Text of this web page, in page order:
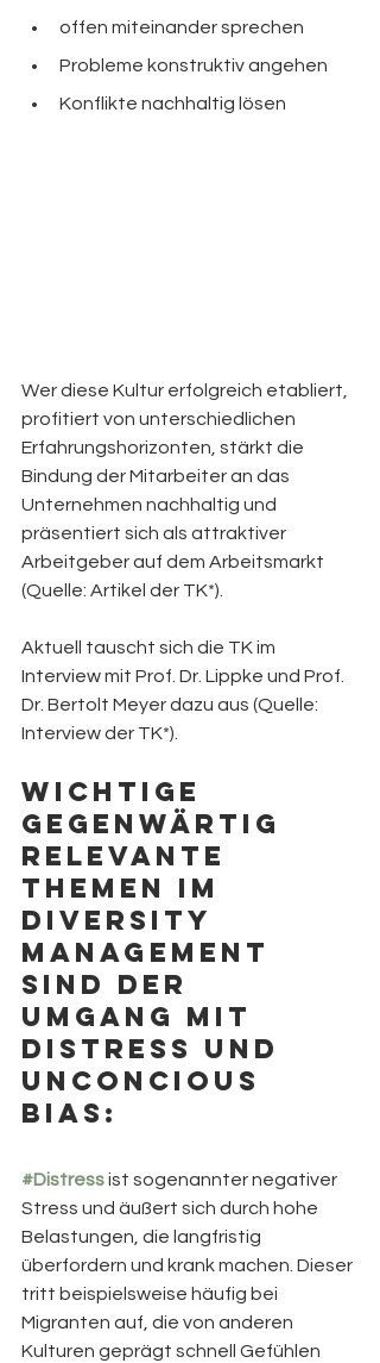
offen miteinander sprechen
Probleme konstruktiv angehen
Konflikte nachhaltig lösen
Wer diese Kultur erfolgreich etabliert,
profitiert von unterschiedlichen
Erfahrungshorizonten, stärkt die
Bindung der Mitarbeiter an das
Unternehmen nachhaltig und
präsentiert sich als attraktiver
Arbeitgeber auf dem Arbeitsmarkt
(Quelle: Artikel der TK*).
Aktuell tauscht sich die TK im
Interview mit Prof. Dr. Lippke und Prof.
Dr. Bertolt Meyer dazu aus (Quelle:
Interview der TK*).
Wichtige
gegenwärtig
relevante
Themen im
Diversity
Management
sind der
Umgang mit
Distress und
Unconcious
Bias:
#Distress ist sogenannter negativer
Stress und äußert sich durch hohe
Belastungen, die langfristig
überfordern und krank machen. Dieser
tritt beispielsweise häufig bei
Migranten auf, die von anderen
Kulturen geprägt schnell Gefühlen